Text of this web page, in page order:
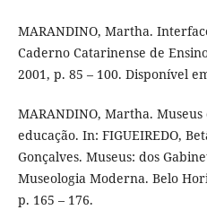
MARANDINO, Martha.
Caderno Catarinense de
2001, p. 85 – 100. Disponível
MARANDINO, Martha. Museus
educação. In: FIGUEIREDO,
Gonçalves. Museus: dos
Museologia Moderna. Belo
p. 165 – 176.